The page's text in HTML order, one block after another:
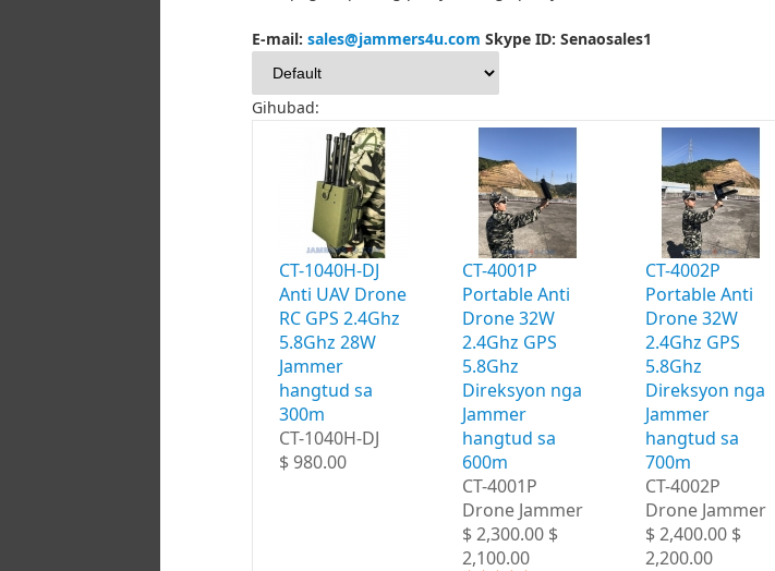
E-mail: sales@jammers4u.com Skype ID: Senaosales1
Gihubad:
CT-1040H-DJ
Anti UAV Drone
RC GPS 2.4Ghz
5.8Ghz 28W
Jammer
hangtud sa
300m
CT-1040H-DJ
$ 980.00
CT-4001P
Portable Anti
Drone 32W
2.4Ghz GPS
5.8Ghz
Direksyon nga
Jammer
hangtud sa
600m
CT-4001P
Drone Jammer
$ 2,300.00 $
2,100.00
CT-4002P
Portable Anti
Drone 32W
2.4Ghz GPS
5.8Ghz
Direksyon nga
Jammer
hangtud sa
700m
CT-4002P
Drone Jammer
$ 2,400.00 $
2,200.00